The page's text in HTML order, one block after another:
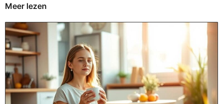
Meer lezen